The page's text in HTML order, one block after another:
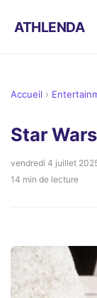
ATHLENDA
Accueil ›
Star
vendredi 4 juillet
14 min de lecture